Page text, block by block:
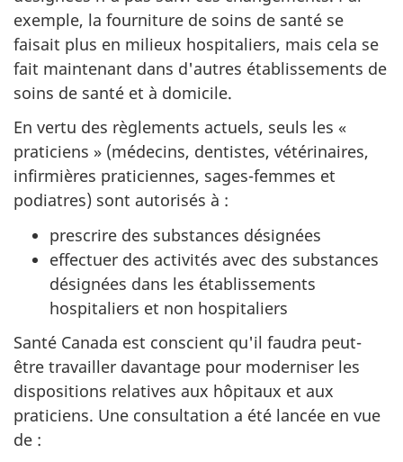
exemple, la fourniture de soins de santé se
faisait plus en milieux hospitaliers, mais cela se
fait maintenant dans d'autres établissements de
soins de santé et à domicile.
En vertu des règlements actuels, seuls les «
praticiens » (médecins, dentistes, vétérinaires,
infirmières praticiennes, sages-femmes et
podiatres) sont autorisés à :
prescrire des substances désignées
effectuer des activités avec des substances
désignées dans les établissements
hospitaliers et non hospitaliers
Santé Canada est conscient qu'il faudra peut-
être travailler davantage pour moderniser les
dispositions relatives aux hôpitaux et aux
praticiens. Une consultation a été lancée en vue
de :